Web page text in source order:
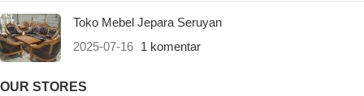
Toko Mebel Jepara Seruyan
2025-07-16 1 komentar
OUR STORES